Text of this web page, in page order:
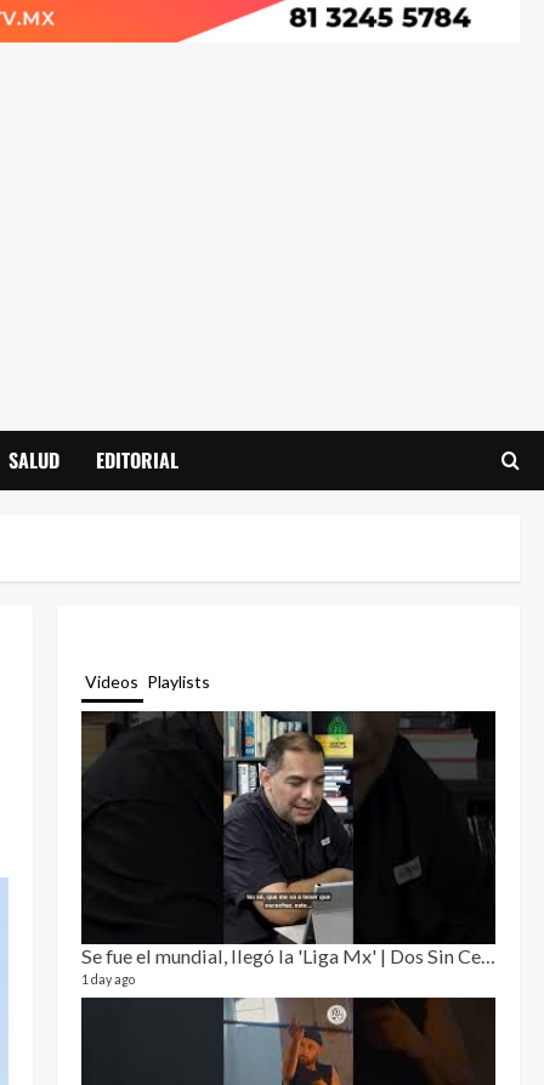
SALUD EDITORIAL
Videos Playlists
Se fue el mundial, llegó la 'Liga Mx' | Dos Sin Cebolla 🎙️
1 day ago
3